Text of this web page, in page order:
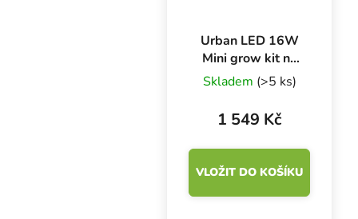
Urban LED 16W
Mini grow kit na
microgreens
6400K
Skladem (>5 ks)
1 549 Kč
VLOŽIT DO KOŠÍKU